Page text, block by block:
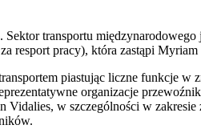
transportu
resport pracy), która zastąpi
piastując liczne funkcje
organizacje
w szczególności w